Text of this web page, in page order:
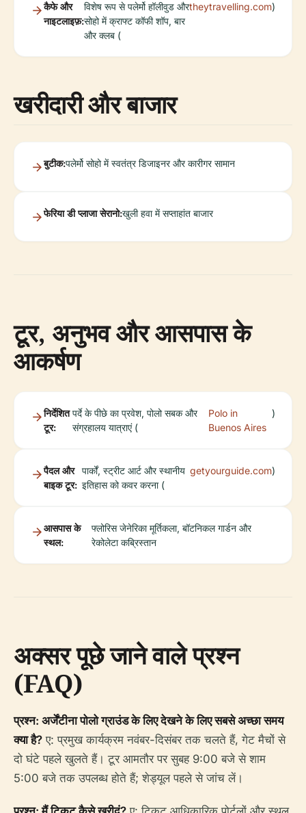
कैफे और
नाइटलाइफ़:
विशेष रूप से पलेर्मो हॉलीवुड और
सोहो में क्राफ्ट कॉफी शॉप, बार
और क्लब (
theytravelling.com)
खरीदारी और बाजार
बुटीक:पलेर्मो सोहो में स्वतंत्र डिजाइनर और कारीगर सामान
फेरिया डी प्लाजा सेरानो:खुली हवा में सप्ताहांत बाजार
टूर, अनुभव और आसपास के
आकर्षण
निर्देशित
टूर:
पर्दे के पीछे का प्रवेश, पोलो सबक और
संग्रहालय यात्राएं (
Polo in
Buenos Aires
)
पैदल और
बाइक टूर:
पार्कों, स्ट्रीट आर्ट और स्थानीय
इतिहास को कवर करना (
getyourguide.com)
आसपास के
स्थल:
फ्लोरिस जेनेरिका मूर्तिकला, बॉटनिकल गार्डन और
रेकोलेटा कब्रिस्तान
अक्सर पूछे जाने वाले प्रश्न
(FAQ)
प्रश्न: अर्जेंटीना पोलो ग्राउंड के लिए देखने के लिए सबसे अच्छा समय
क्या है? ए: प्रमुख कार्यक्रम नवंबर-दिसंबर तक चलते हैं, गेट मैचों से
दो घंटे पहले खुलते हैं। टूर आमतौर पर सुबह 9:00 बजे से शाम
5:00 बजे तक उपलब्ध होते हैं; शेड्यूल पहले से जांच लें।